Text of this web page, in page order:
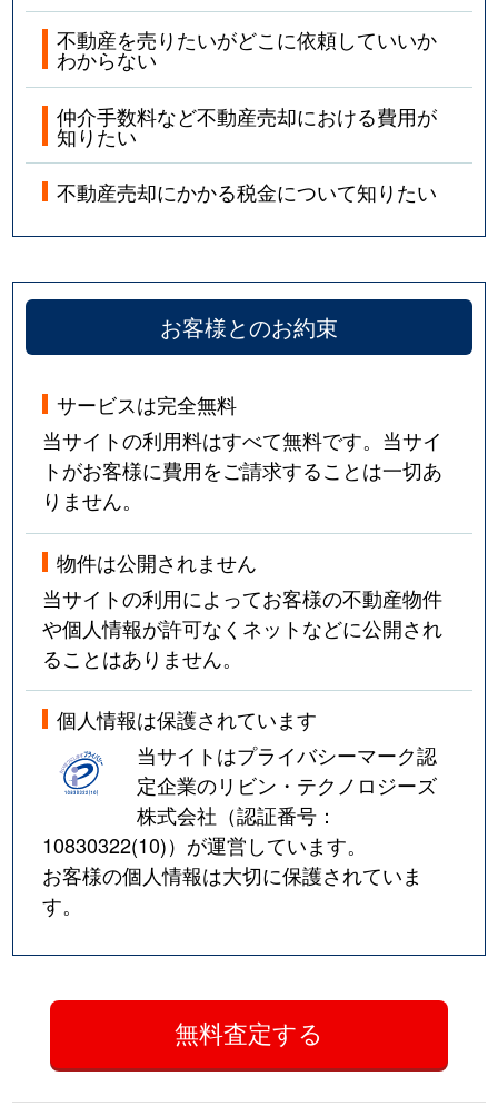
不動産を売りたいがどこに依頼していいか
わからない
仲介手数料など不動産売却における費用が
知りたい
不動産売却にかかる税金について知りたい
お客様とのお約束
サービスは完全無料
当サイトの利用料はすべて無料です。当サイ
トがお客様に費用をご請求することは一切あ
りません。
物件は公開されません
当サイトの利用によってお客様の不動産物件
や個人情報が許可なくネットなどに公開され
ることはありません。
個人情報は保護されています
当サイトはプライバシーマーク認
定企業のリビン・テクノロジーズ
株式会社（認証番号：
10830322(10)）が運営しています。
お客様の個人情報は大切に保護されていま
す。